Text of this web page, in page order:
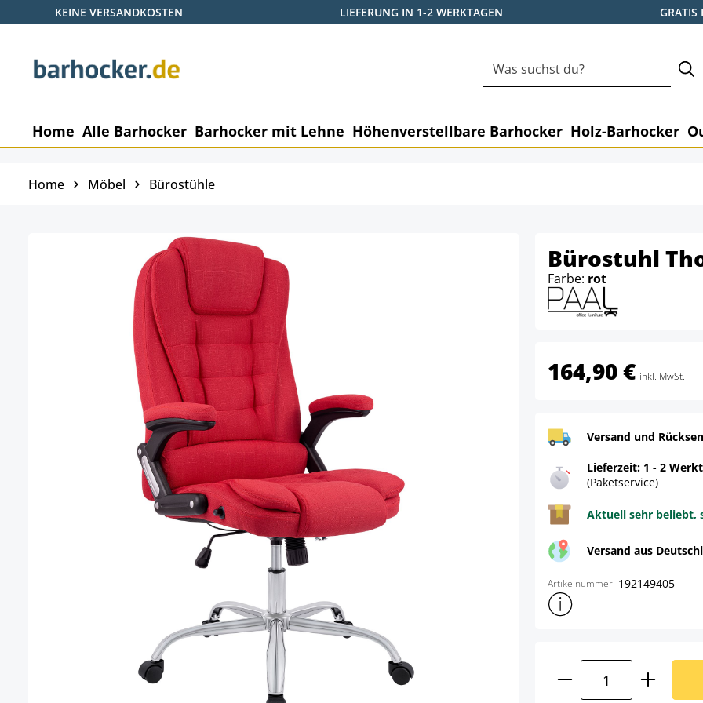
Hauptinhalt springen
Zur Suche springen
Zur Hauptnavigation springen
KEINE VERSANDKOSTEN LIEFERUNG IN 1-2 WERKTAGEN GRATIS
Home Alle Barhocker Barhocker mit Lehne Höhenverstellbare Barhocker Holz-Barhocker
Home Möbel Bürostühle
Bürostuhl
Farbe: rot
164,90 € inkl. MwSt.
Versand und
Lieferzeit: 1 - 2
(Paketservice)
Aktuell sehr beliebt,
Versand aus
Artikelnummer: 192149405
Weitere
Produkt Anzahl: